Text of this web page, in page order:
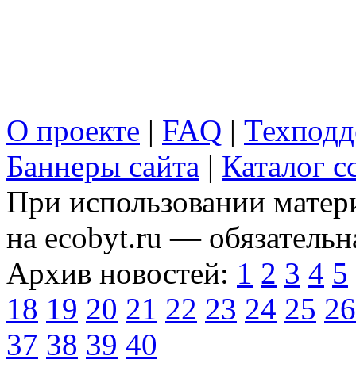
О проекте | FAQ |
Баннеры сайта | Каталог
При использовании
на ecobyt.ru —
Архив новостей: 1 2 3 4 5
18 19 20 21 22 23 24 25 26
37 38 39 40